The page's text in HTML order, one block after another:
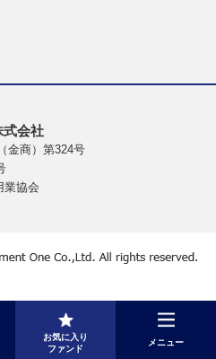
お気に入り
ファンド
メニュー
式会社
金商）第324号
業協会